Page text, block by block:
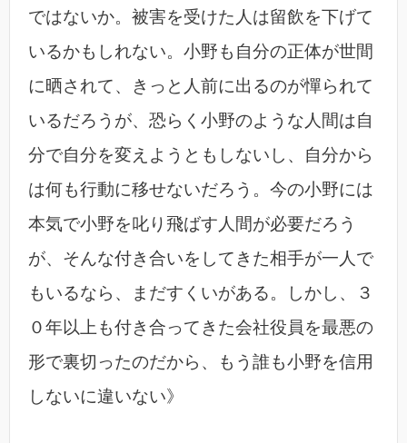
ではないか。被害を受けた人は留飲を下げて
いるかもしれない。小野も自分の正体が世間
に晒されて、きっと人前に出るのが憚られて
いるだろうが、恐らく小野のような人間は自
分で自分を変えようともしないし、自分から
は何も行動に移せないだろう。今の小野には
本気で小野を叱り飛ばす人間が必要だろう
が、そんな付き合いをしてきた相手が一人で
もいるなら、まだすくいがある。しかし、３
０年以上も付き合ってきた会社役員を最悪の
形で裏切ったのだから、もう誰も小野を信用
しないに違いない》